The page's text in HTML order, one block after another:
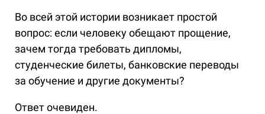
Во всей этой истории возникает простой
вопрос: если человеку обещают прощение,
зачем тогда требовать дипломы,
студенческие билеты, банковские переводы
за обучение и другие документы?
Ответ очевиден.